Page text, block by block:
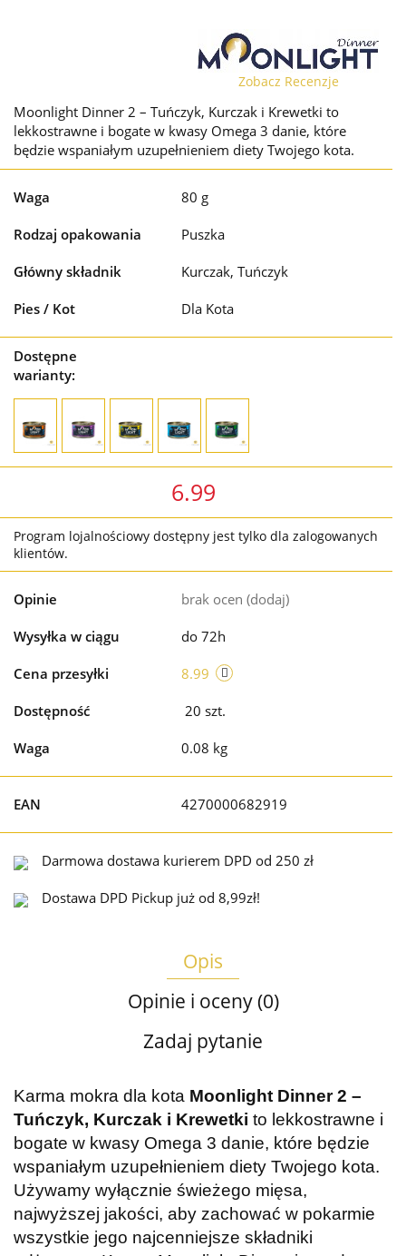
Zobacz Recenzje
Moonlight Dinner 2 – Tuńczyk, Kurczak i Krewetki to
lekkostrawne i bogate w kwasy Omega 3 danie, które
będzie wspaniałym uzupełnieniem diety Twojego kota.
Waga 80 g
Rodzaj opakowania Puszka
Główny składnik Kurczak, Tuńczyk
Pies / Kot Dla Kota
Dostępne
warianty:
6.99
Program lojalnościowy dostępny jest tylko dla zalogowanych
klientów.
Opinie brak ocen (dodaj)
Wysyłka w ciągu do 72h
Cena przesyłki 8.99
Dostępność 20 szt.
Waga 0.08 kg
EAN 4270000682919
Darmowa dostawa kurierem DPD od 250 zł
Dostawa DPD Pickup już od 8,99zł!
Opis
Opinie i oceny (0)
Zadaj pytanie
Karma mokra dla kota Moonlight Dinner 2 –
Tuńczyk, Kurczak i Krewetki to lekkostrawne i
bogate w kwasy Omega 3 danie, które będzie
wspaniałym uzupełnieniem diety Twojego kota.
Używamy wyłącznie świeżego mięsa,
najwyższej jakości, aby zachować w pokarmie
wszystkie jego najcenniejsze składniki